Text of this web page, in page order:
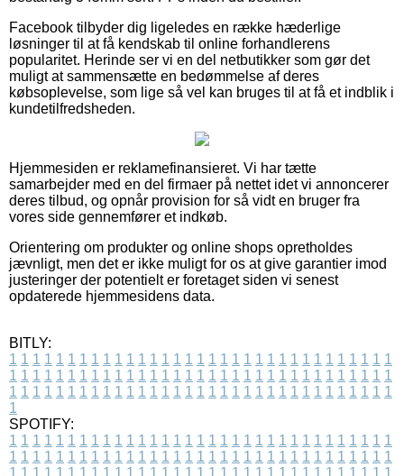
Facebook tilbyder dig ligeledes en række hæderlige
løsninger til at få kendskab til online forhandlerens
popularitet. Herinde ser vi en del netbutikker som gør det
muligt at sammensætte en bedømmelse af deres
købsoplevelse, som lige så vel kan bruges til at få et indblik i
kundetilfredsheden.
Hjemmesiden er reklamefinansieret. Vi har tætte
samarbejder med en del firmaer på nettet idet vi annoncerer
deres tilbud, og opnår provision for så vidt en bruger fra
vores side gennemfører et indkøb.
Orientering om produkter og online shops opretholdes
jævnligt, men det er ikke muligt for os at give garantier imod
justeringer der potentielt er foretaget siden vi senest
opdaterede hjemmesidens data.
BITLY:
1 1 1 1 1 1 1 1 1 1 1 1 1 1 1 1 1 1 1 1 1 1 1 1 1 1 1 1 1 1 1 1 1
1 1 1 1 1 1 1 1 1 1 1 1 1 1 1 1 1 1 1 1 1 1 1 1 1 1 1 1 1 1 1 1 1
1 1 1 1 1 1 1 1 1 1 1 1 1 1 1 1 1 1 1 1 1 1 1 1 1 1 1 1 1 1 1 1 1
1
SPOTIFY:
1 1 1 1 1 1 1 1 1 1 1 1 1 1 1 1 1 1 1 1 1 1 1 1 1 1 1 1 1 1 1 1 1
1 1 1 1 1 1 1 1 1 1 1 1 1 1 1 1 1 1 1 1 1 1 1 1 1 1 1 1 1 1 1 1 1
1 1 1 1 1 1 1 1 1 1 1 1 1 1 1 1 1 1 1 1 1 1 1 1 1 1 1 1 1 1 1 1 1